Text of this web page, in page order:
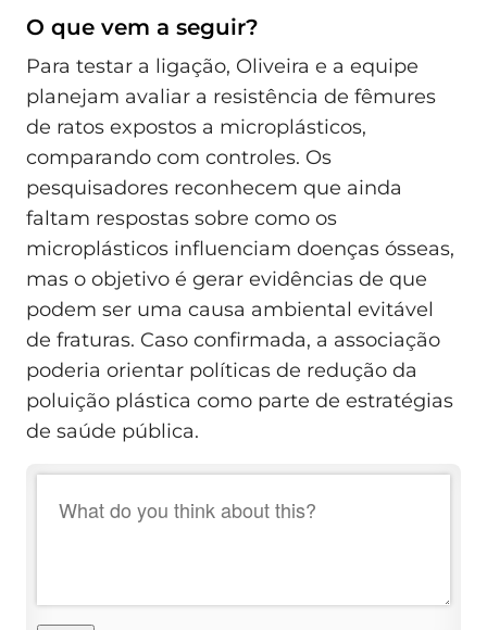
O que vem a seguir?
Para testar a ligação, Oliveira e a equipe
planejam avaliar a resistência de fêmures
de ratos expostos a microplásticos,
comparando com controles. Os
pesquisadores reconhecem que ainda
faltam respostas sobre como os
microplásticos influenciam doenças ósseas,
mas o objetivo é gerar evidências de que
podem ser uma causa ambiental evitável
de fraturas. Caso confirmada, a associação
poderia orientar políticas de redução da
poluição plástica como parte de estratégias
de saúde pública.